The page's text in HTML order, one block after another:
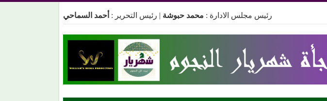
رئيس مجلس الادارة : محمد حبوشة | رئيس التحرير : أحمد السماحي